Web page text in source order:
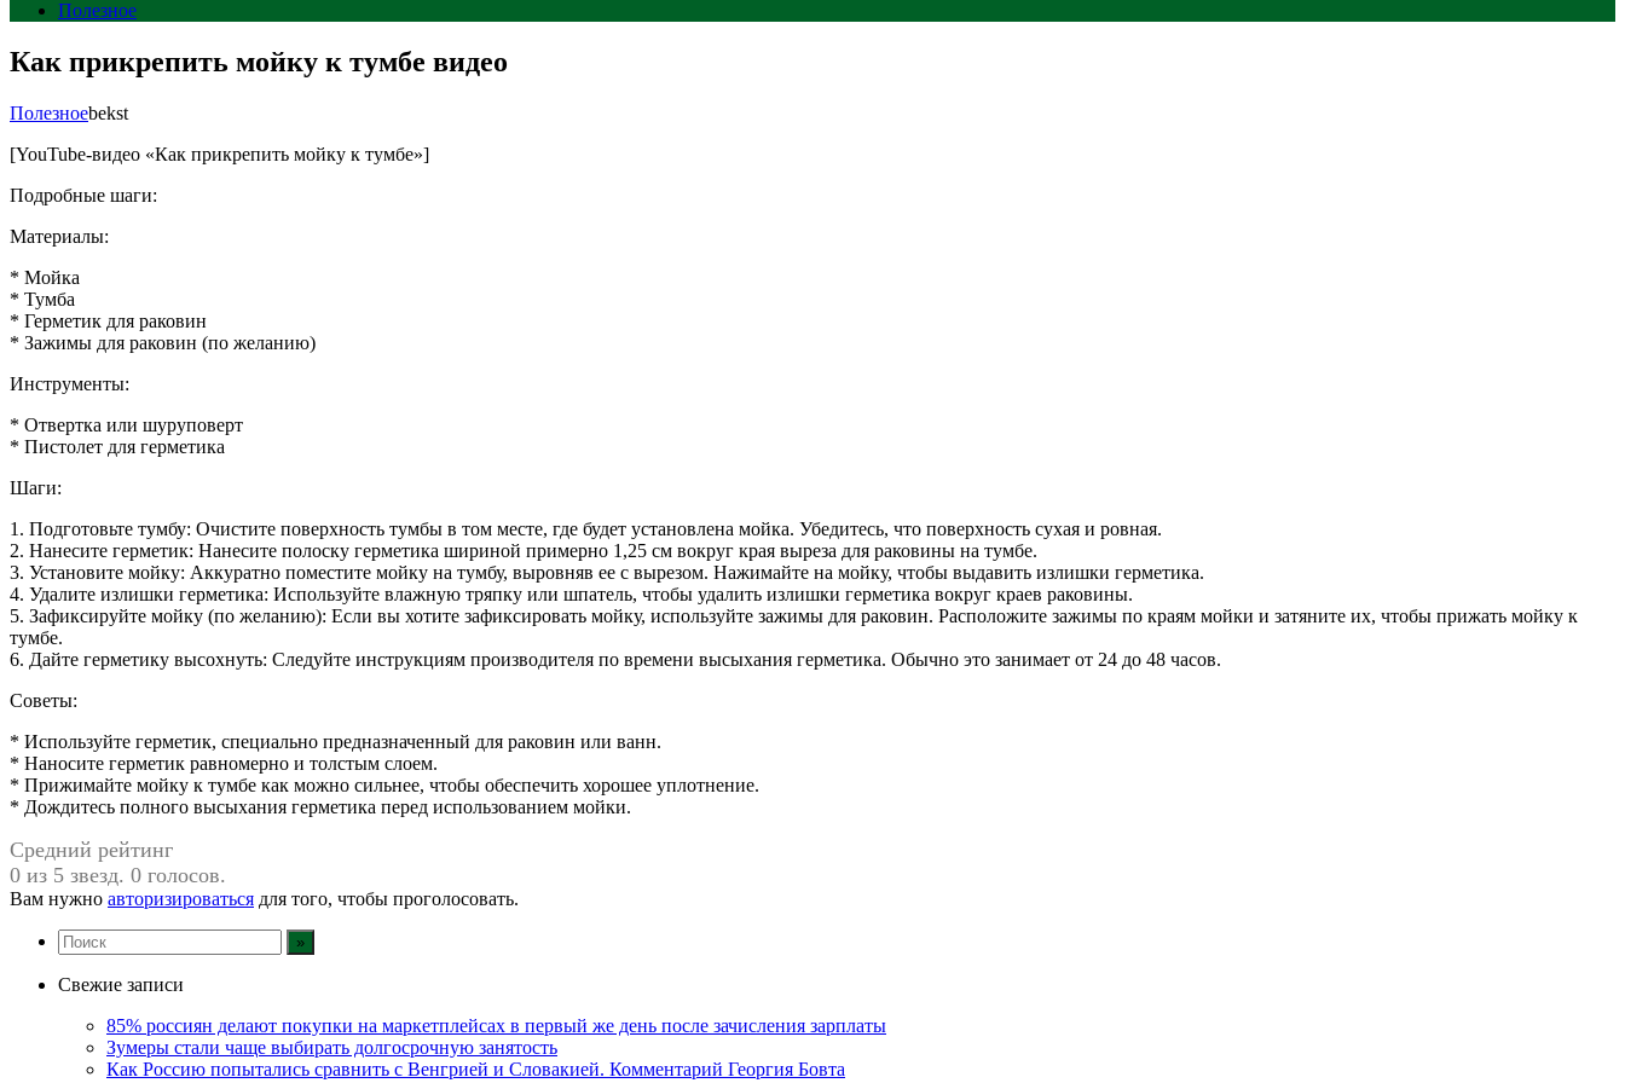
Полезное
Как прикрепить мойку к тумбе видео
Полезноеbekst
[YouTube-видео «Как прикрепить мойку к тумбе»]
Подробные шаги:
Материалы:
* Мойка
* Тумба
* Герметик для раковин
* Зажимы для раковин (по желанию)
Инструменты:
* Отвертка или шуруповерт
* Пистолет для герметика
Шаги:
1. Подготовьте тумбу: Очистите поверхность тумбы в том месте, где будет установлена мойка. Убедитесь, что поверхность сухая и ровная.
2. Нанесите герметик: Нанесите полоску герметика шириной примерно 1,25 см вокруг края выреза для раковины на тумбе.
3. Установите мойку: Аккуратно поместите мойку на тумбу, выровняв ее с вырезом. Нажимайте на мойку, чтобы выдавить излишки герметика.
4. Удалите излишки герметика: Используйте влажную тряпку или шпатель, чтобы удалить излишки герметика вокруг краев раковины.
5. Зафиксируйте мойку (по желанию): Если вы хотите зафиксировать мойку, используйте зажимы для раковин. Расположите зажимы по краям мойки и затяните их, чтобы прижать мойку к
тумбе.
6. Дайте герметику высохнуть: Следуйте инструкциям производителя по времени высыхания герметика. Обычно это занимает от 24 до 48 часов.
Советы:
* Используйте герметик, специально предназначенный для раковин или ванн.
* Наносите герметик равномерно и толстым слоем.
* Прижимайте мойку к тумбе как можно сильнее, чтобы обеспечить хорошее уплотнение.
* Дождитесь полного высыхания герметика перед использованием мойки.
Средний рейтинг
0 из 5 звезд. 0 голосов.
Вам нужно авторизироваться для того, чтобы проголосовать.
Свежие записи
85% россиян делают покупки на маркетплейсах в первый же день после зачисления зарплаты
Зумеры стали чаще выбирать долгосрочную занятость
Как Россию попытались сравнить с Венгрией и Словакией. Комментарий Георгия Бовта